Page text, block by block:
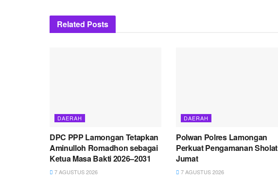
Related Posts
DAERAH
DPC PPP Lamongan Tetapkan
Aminulloh Romadhon sebagai
Ketua Masa Bakti 2026–2031
7 AGUSTUS 2026
DAERAH
Polwan Polres Lamongan
Perkuat Pengamanan Sholat
Jumat
7 AGUSTUS 2026